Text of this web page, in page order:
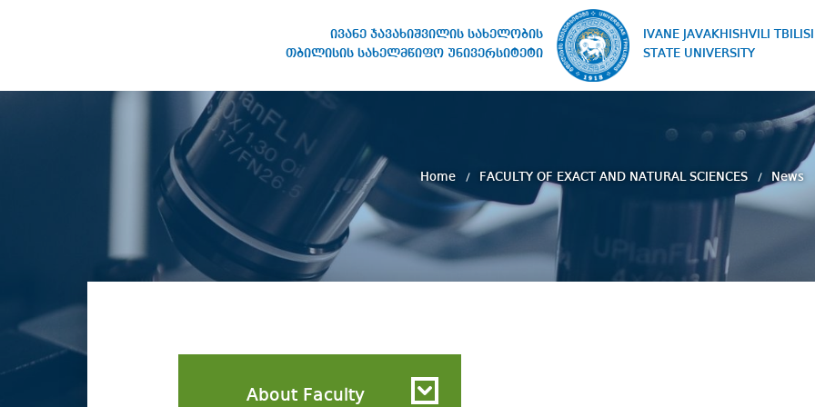
ივანე ჯავახიშვილის სახელობის
თბილისის სახელმწიფო უნივერსიტეტი
IVANE JAVAKHISHVILI TBILISI
STATE UNIVERSITY
STATE UNIVERSITY
Home FACULTY OF EXACT AND NATURAL SCIENCES News
About Faculty